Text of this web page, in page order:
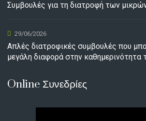
Συμβουλές για τη διατροφή των
29/06/2026
Απλές διατροφικές συμβουλές που
μεγάλη διαφορά στην καθημερινότητα
Online Συνεδρίες